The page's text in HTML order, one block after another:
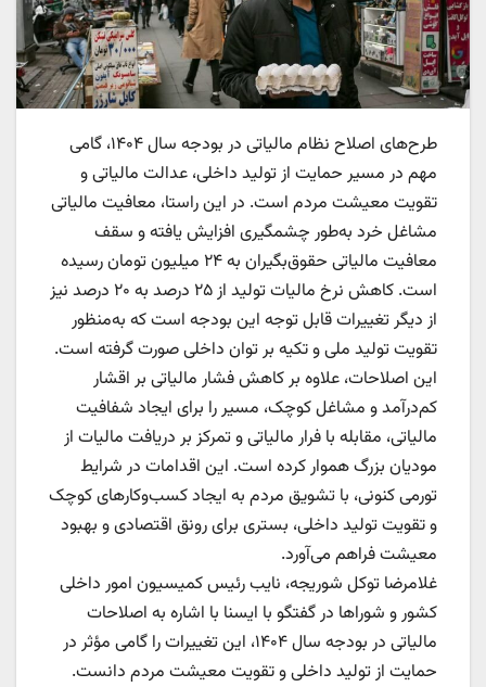
طرح‌های اصلاح نظام مالیاتی در بودجه سال ۱۴۰۴، گامی
مهم در مسیر حمایت از تولید داخلی، عدالت مالیاتی و
تقویت معیشت مردم است. در این راستا، معافیت مالیاتی
مشاغل خرد به‌طور چشمگیری افزایش یافته و سقف
معافیت مالیاتی حقوق‌بگیران به ۲۴ میلیون تومان رسیده
است. کاهش نرخ مالیات تولید از ۲۵ درصد به ۲۰ درصد نیز
از دیگر تغییرات قابل توجه این بودجه است که به‌منظور
تقویت تولید ملی و تکیه بر توان داخلی صورت گرفته است.
این اصلاحات، علاوه بر کاهش فشار مالیاتی بر اقشار
کم‌درآمد و مشاغل کوچک، مسیر را برای ایجاد شفافیت
مالیاتی، مقابله با فرار مالیاتی و تمرکز بر دریافت مالیات از
مودیان بزرگ هموار کرده است. این اقدامات در شرایط
تورمی کنونی، با تشویق مردم به ایجاد کسب‌وکارهای کوچک
و تقویت تولید داخلی، بستری برای رونق اقتصادی و بهبود
معیشت فراهم می‌آورد.
غلامرضا توکل شوریجه، نایب رئیس کمیسیون امور داخلی
کشور و شوراها در گفتگو با ایسنا با اشاره به اصلاحات
مالیاتی در بودجه سال ۱۴۰۴، این تغییرات را گامی مؤثر در
حمایت از تولید داخلی و تقویت معیشت مردم دانست.